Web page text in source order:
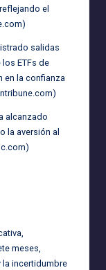
el
)
salidas
ETFs de
en la confianza
)
alcanzado
la aversión al
)
meses,
la incertidumbre